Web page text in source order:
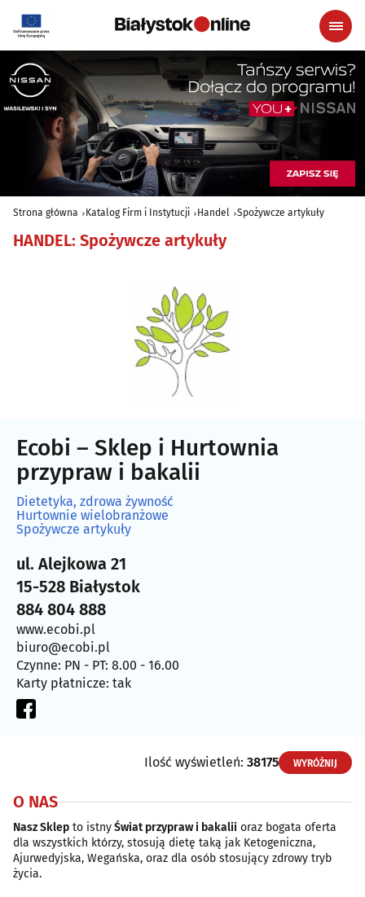
Strona główna Katalog Firm i Instytucji Handel Spożywcze artykuły
HANDEL: Spożywcze artykuły
Ecobi – Sklep i Hurtownia
przypraw i bakalii
Dietetyka, zdrowa żywność
Hurtownie wielobranżowe
Spożywcze artykuły
ul. Alejkowa 21
15-528 Białystok
884 804 888
www.ecobi.pl
biuro@ecobi.pl
Czynne: PN - PT: 8.00 - 16.00
Karty płatnicze: tak
Ilość wyświetleń: 38175 WYRÓŻNIJ
O NAS
Nasz Sklep to istnyŚwiat przypraw i bakalii oraz bogata oferta
dla wszystkich którzy, stosują dietę taką jak Ketogeniczna,
Ajurwedyjska, Wegańska, oraz dla osób stosujący zdrowy tryb
życia.